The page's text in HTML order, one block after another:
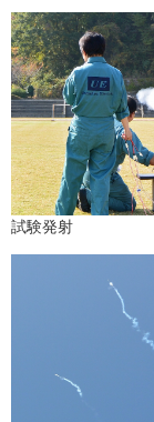
試験発射